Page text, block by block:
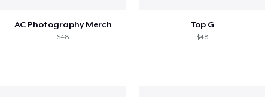
AC Photography Merch
$48
Top G
$48